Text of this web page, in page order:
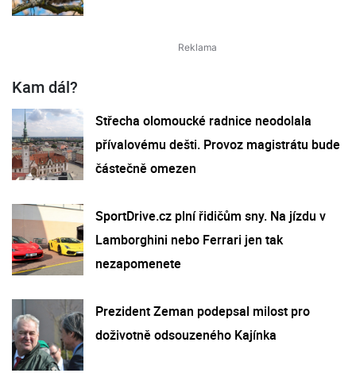
Kam dál?
Střecha olomoucké radnice neodolala
přívalovému dešti. Provoz magistrátu bude
částečně omezen
SportDrive.cz plní řidičům sny. Na jízdu v
Lamborghini nebo Ferrari jen tak
nezapomenete
Prezident Zeman podepsal milost pro
doživotně odsouzeného Kajínka